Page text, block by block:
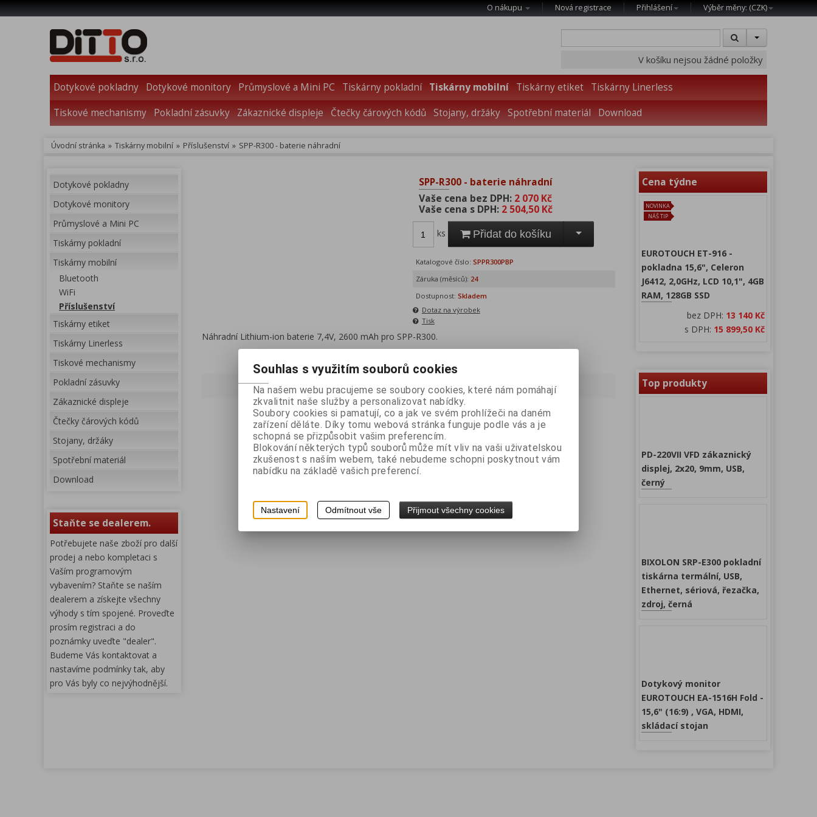
O nákupu Nová registrace Přihlášení Výběr měny: (CZK)
V košíku nejsou žádné položky
Dotykové pokladny Dotykové monitory Průmyslové a Mini PC Tiskárny pokladní Tiskárny mobilní Tiskárny etiket
Tiskárny Linerless
Tiskové mechanismy
Pokladní zásuvky Zákaznické displeje Čtečky čárových kódů Stojany, držáky Spotřební materiál Download
Úvodní stránka » Tiskárny mobilní » Příslušenství » SPP-R300 - baterie náhradní
Dotykové pokladny
Dotykové monitory
Průmyslové a Mini PC
Tiskárny pokladní
Tiskárny mobilní
Bluetooth
WiFi
Příslušenství
Tiskárny etiket
Tiskárny Linerless
Tiskové mechanismy
Pokladní zásuvky
Zákaznické displeje
Čtečky čárových kódů
Stojany, držáky
Spotřební materiál
Download
Staňte se dealerem.
Potřebujete naše zboží pro další
prodej a nebo kompletaci s
Vaším programovým
vybavením? Staňte se naším
dealerem a získejte všechny
výhody s tím spojené. Proveďte
prosím registraci a do
poznámky uveďte "dealer".
Budeme Vás kontaktovat a
nastavíme podmínky tak, aby
pro Vás byly co nejvýhodnější.
SPP-R300 - baterie náhradní
Vaše cena bez DPH: 2 070 Kč
Vaše cena s DPH: 2 504,50 Kč
ks Přidat do košíku
Katalogové číslo: SPPR300PBP
Záruka (měsíců): 24
Dostupnost: Skladem
Dotaz na výrobek
Tisk
Náhradní Lithium-ion baterie 7,4V, 2600 mAh pro SPP-R300.
Cena týdne
NOVINKA
NÁŠ TIP
EUROTOUCH ET-916 -
pokladna 15,6", Celeron
J6412, 2,0GHz, LCD 10,1", 4GB
RAM, 128GB SSD
bez DPH: 13 140 Kč
s DPH: 15 899,50 Kč
Top produkty
PD-220VII VFD zákaznický
displej, 2x20, 9mm, USB,
černý
BIXOLON SRP-E300 pokladní
tiskárna termální, USB,
Ethernet, sériová, řezačka,
zdroj, černá
Dotykový monitor
EUROTOUCH EA-1516H Fold -
15,6" (16:9) , VGA, HDMI,
skládací stojan
Souhlas s využitím souborů cookies
Na našem webu pracujeme se soubory cookies, které nám pomáhají
zkvalitnit naše služby a personalizovat nabídky.
Soubory cookies si pamatují, co a jak ve svém prohlížeči na daném
zařízení děláte. Díky tomu webová stránka funguje podle vás a je
schopná se přizpůsobit vašim preferencím.
Blokování některých typů souborů může mít vliv na vaši uživatelskou
zkušenost s naším webem, také nebudeme schopni poskytnout vám
nabídku na základě vašich preferencí.
Nastavení Odmítnout vše Přijmout všechny cookies